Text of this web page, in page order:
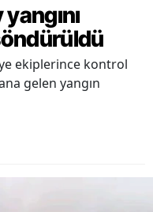
ekiplerince kontrol
gelen yangın